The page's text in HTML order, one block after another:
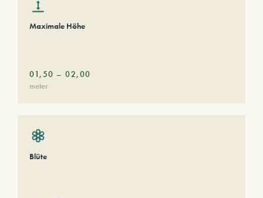
Maximale Höhe
01,50 – 02,00
meter
Blüte